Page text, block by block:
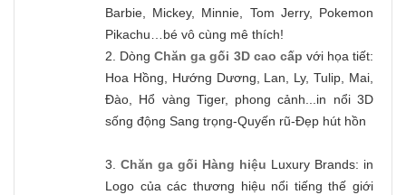
Barbie, Mickey, Minnie, Tom Jerry, Pokemon
Pikachu…bé vô cùng mê thích!
2. DòngChăn ga gối 3D cao cấp với họa tiết:
Hoa Hồng, Hướng Dương, Lan, Ly, Tulip, Mai,
Đào, Hổ vàng Tiger, phong cảnh...in nổi 3D
sống động Sang trọng-Quyến rũ-Đẹp hút hồn
3. Chăn ga gối Hàng hiệu Luxury Brands: in
Logo của các thương hiệu nổi tiếng thế giới